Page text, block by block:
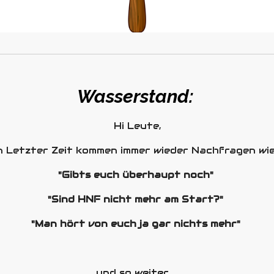
Wasserstand:
Hi Leute,
Letzter Zeit kommen immer wieder Nachfragen
"Gibts euch überhaupt noch"
"Sind HNF nicht mehr am Start?"
"Man hört von euch ja gar nichts mehr"